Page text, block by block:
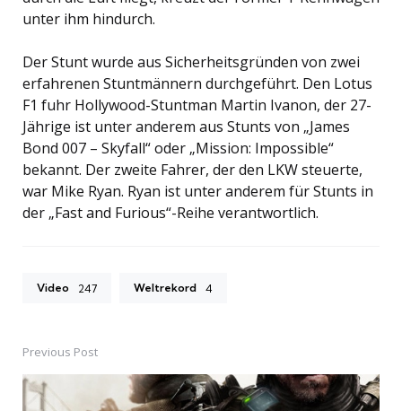
unter ihm hindurch.
Der Stunt wurde aus Sicherheitsgründen von zwei
erfahrenen Stuntmännern durchgeführt. Den Lotus
F1 fuhr Hollywood-Stuntman Martin Ivanon, der 27-
Jährige ist unter anderem aus Stunts von „James
Bond 007 – Skyfall“ oder „Mission: Impossible“
bekannt. Der zweite Fahrer, der den LKW steuerte,
war Mike Ryan. Ryan ist unter anderem für Stunts in
der „Fast and Furious“-Reihe verantwortlich.
Video 247 Weltrekord 4
Post
navigation
Previous Post